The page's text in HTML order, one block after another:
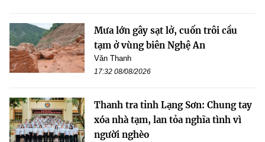
Mưa lớn gây sạt lở, cuốn trôi cầu
tạm ở vùng biên Nghệ An
Văn Thanh
17:32 08/08/2026
Thanh tra tỉnh Lạng Sơn: Chung tay
xóa nhà tạm, lan tỏa nghĩa tình vì
người nghèo